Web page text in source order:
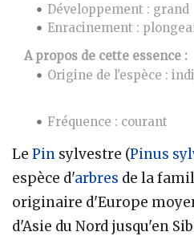
Développement : grand
Enracinement :
A propos de cette essence :
Origine de l'espèce :
Fréquence : courant
Le Pin sylvestre (Pinus
espèce d'arbres de la
originaire d'Europe
d'Asie du Nord jusqu'en